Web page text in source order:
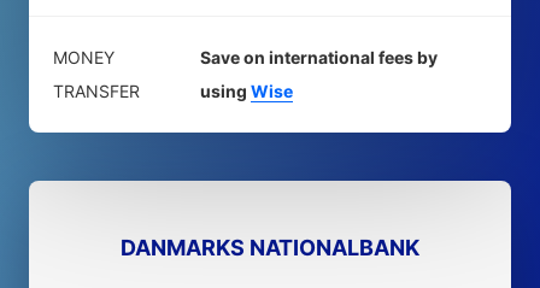
MONEY
TRANSFER
Save on international fees by
using Wise
DANMARKS NATIONALBANK